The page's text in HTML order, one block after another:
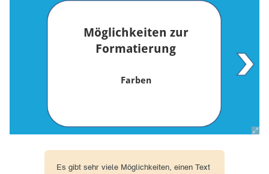
Es gibt sehr viele Möglichkeiten, einen Text